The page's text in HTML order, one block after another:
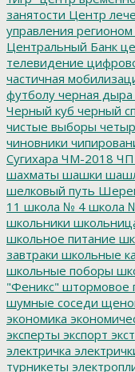
занятости Центр
управления регионом
Центральный Банк
телевидение
частичная
футболу черная дыра
Черный куб черный
чистые выборы
чиновники
Сугихара ЧМ-2018 ЧП
шахматы шашки
шелковый путь
11 школа № 4 школа
школьники
школьное питание
завтраки школьные
школьные поборы
"Феникс" штормовое
шумные соседи
экономика
эксперты экспорт
электричка
турникеты